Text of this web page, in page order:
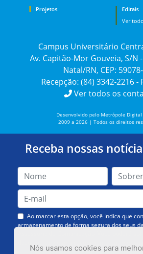
Nós usamos cookies para
Projetos
Editais
Ver
Campus Universitário
Av. Capitão-Mor Gouveia, S/N
Natal/RN, CEP:
Recepção: (84) 3342-2216 -
Ver todos os
Desenvolvido pelo Metrópole Digital
2009 a 2026 | Todos os direitos
Receba nossas
Ao marcar esta opção, você indica que
armazenamento de forma segura dos seus